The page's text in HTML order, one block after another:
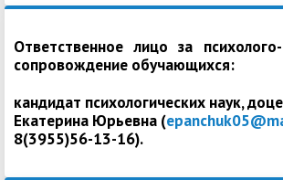
Ответственное лицо за психолого-
сопровождение обучающихся:
кандидат психологических наук,
Екатерина Юрьевна (
8(3955)56-13-16).